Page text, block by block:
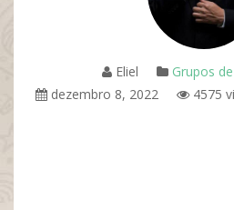
Eliel
Grupos
dezembro 8, 2022
4575